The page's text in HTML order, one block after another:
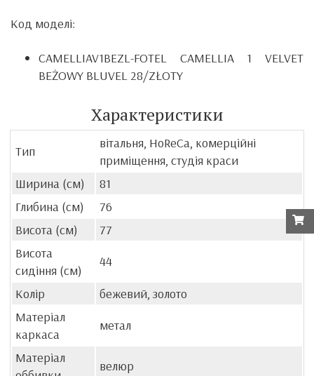
Код моделі:
CAMELLIAV1BEZL-FOTEL CAMELLIA 1 VELVET
BEŻOWY BLUVEL 28/ZŁOTY
Характеристики
Тип
вітальня, HoReCa, комерційні
приміщення, студія краси
Ширина (см)
81
Глибина (см)
76
Висота (см)
77
Висота
сидіння (см)
44
Колір
бежевий, золото
Матеріал
каркаса
метал
Матеріал
велюр